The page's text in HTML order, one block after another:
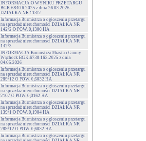
INFORMACJA O WYNIKU PRZETARGU
BGK.6840.6.2025 z dnia 26.03.2026 -
DZIAŁKA NR 113/2
Informacja Burmistrza o ogłoszeniu przetargu
na sprzedaż nieruchomości DZIAŁKA NR
142/2 O POW. 0,1300 HA
Informacja Burmistrza o ogłoszeniu przetargu
na sprzedaż nieruchomości DZIAŁKA NR
142/3
INFORMACJA Burmistrza Miasta i Gminy
Wąchock BGK.6730.163.2025 z dnia
04.05.2026
Informacja Burmistrza o ogłoszeniu przetargu
na sprzedaż nieruchomości DZIAŁKA NR
289/12 O POW. 0,6032 HA
Informacja Burmistrza o ogłoszeniu przetargu
na sprzedaż nieruchomości DZIAŁKA NR
2107 O POW. 0,0162 HA
Informacja Burmistrza o ogłoszeniu przetargu
na sprzedaż nieruchomości DZIAŁKA NR
139/1 O POW. 0,1904 HA
Informacja Burmistrza o ogłoszeniu przetargu
na sprzedaż nieruchomości DZIAŁKA NR
289/12 O POW. 0,6032 HA
Informacja Burmistrza o ogłoszeniu przetargu